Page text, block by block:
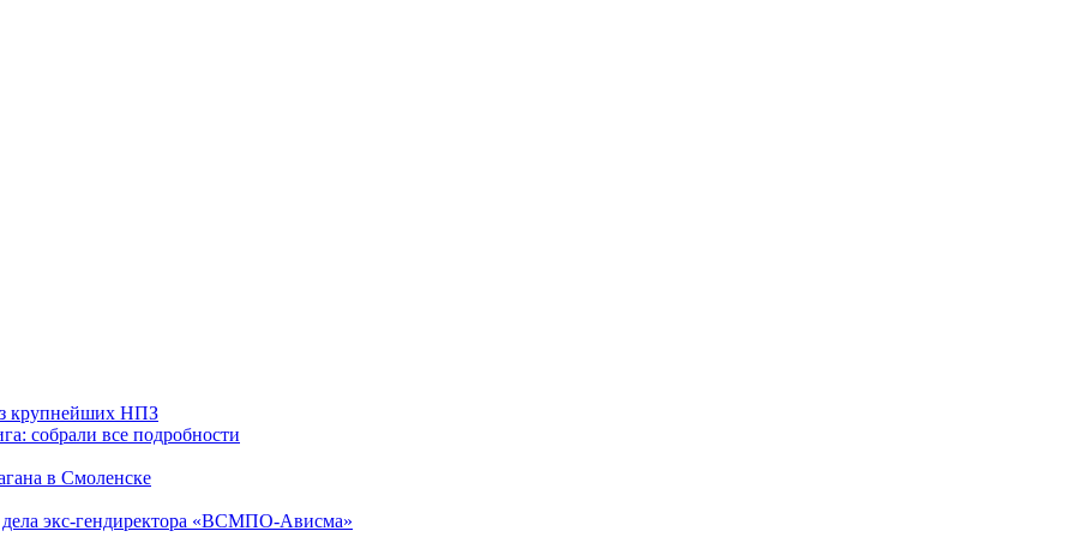
крупнейших НПЗ
собрали все подробности
в Смоленске
экс-гендиректора «ВСМПО-Ависма»